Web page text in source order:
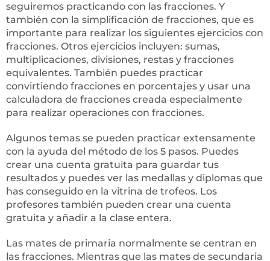
seguiremos practicando con las fracciones. Y
también con la simplificación de fracciones, que es
importante para realizar los siguientes ejercicios con
fracciones. Otros ejercicios incluyen: sumas,
multiplicaciones, divisiones, restas y fracciones
equivalentes. También puedes practicar
convirtiendo fracciones en porcentajes y usar una
calculadora de fracciones creada especialmente
para realizar operaciones con fracciones.
Algunos temas se pueden practicar extensamente
con la ayuda del método de los 5 pasos. Puedes
crear una cuenta gratuita para guardar tus
resultados y puedes ver las medallas y diplomas que
has conseguido en la vitrina de trofeos. Los
profesores también pueden crear una cuenta
gratuita y añadir a la clase entera.
Las mates de primaria normalmente se centran en
las fracciones. Mientras que las mates de secundaria